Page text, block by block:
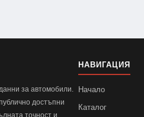
за автомобили.
достъпни
точност и
НАВИГАЦИЯ
Начало
Каталог